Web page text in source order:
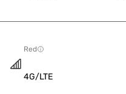
Red
4G/LTE